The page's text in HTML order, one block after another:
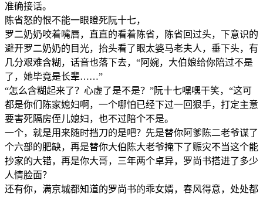
准确接话。
陈省怒的恨不能一眼瞪死阮十七，
罗二奶奶咬着嘴唇，直直的看着陈省，陈省回过头，下意识的
避开罗二奶奶的目光，抬头看了眼太婆马老夫人，垂下头，有
几分艰难含糊，话音也落下去，“阿婉，大伯娘给你陪过不是
了，她毕竟是长辈……”
“怎么含糊起来了？心虚了是不是？”阮十七嘿嘿干笑，“这可
都是你们陈家媳妇啊，一个哪怕已经下过一回狠手，打定主意
要害死隔房侄儿媳妇，也不过陪个不是。
一个，就是用来随时挡刀的是吧？先是替你阿爹陈二老爷谋了
个六部的肥缺，再是替你大伯陈大老爷掩下了赈灾不当这个能
抄家的大错，再是你大哥，三年两个卓异，罗尚书搭进了多少
人情脸面？
还有你，满京城都知道的罗尚书的乖女婿，春风得意，处处都